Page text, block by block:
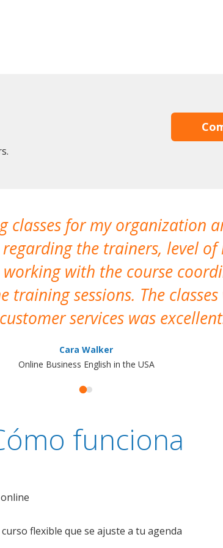
classes for my organization
the trainers, level
with the course
sessions. The
services was
Cara Walker
Online Business English in the USA
funciona
flexible que se ajuste a tu agenda